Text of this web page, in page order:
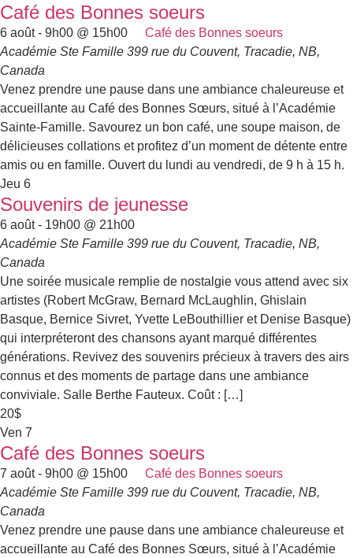
Café des Bonnes soeurs
6 août - 9h00 @ 15h00
Café des Bonnes soeurs
Académie Ste Famille 399 rue du Couvent, Tracadie, NB,
Canada
Venez prendre une pause dans une ambiance chaleureuse et
accueillante au Café des Bonnes Sœurs, situé à l’Académie
Sainte-Famille. Savourez un bon café, une soupe maison, de
délicieuses collations et profitez d’un moment de détente entre
amis ou en famille. Ouvert du lundi au vendredi, de 9 h à 15 h.
Jeu 6
Souvenirs de jeunesse
6 août - 19h00 @ 21h00
Académie Ste Famille 399 rue du Couvent, Tracadie, NB,
Canada
Une soirée musicale remplie de nostalgie vous attend avec six
artistes (Robert McGraw, Bernard McLaughlin, Ghislain
Basque, Bernice Sivret, Yvette LeBouthillier et Denise Basque)
qui interpréteront des chansons ayant marqué différentes
générations. Revivez des souvenirs précieux à travers des airs
connus et des moments de partage dans une ambiance
conviviale. Salle Berthe Fauteux. Coût : […]
20$
Ven 7
Café des Bonnes soeurs
7 août - 9h00 @ 15h00
Café des Bonnes soeurs
Académie Ste Famille 399 rue du Couvent, Tracadie, NB,
Canada
Venez prendre une pause dans une ambiance chaleureuse et
accueillante au Café des Bonnes Sœurs, situé à l’Académie